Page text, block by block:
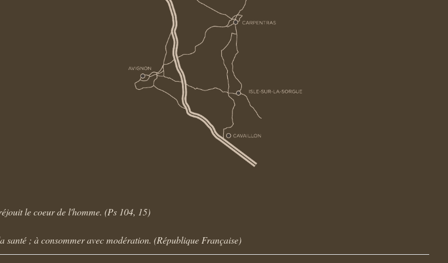
le coeur de l'homme. (Ps 104, 15)
santé ; à consommer avec modération. (République Française)